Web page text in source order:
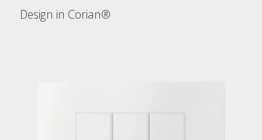
Design in Corian®